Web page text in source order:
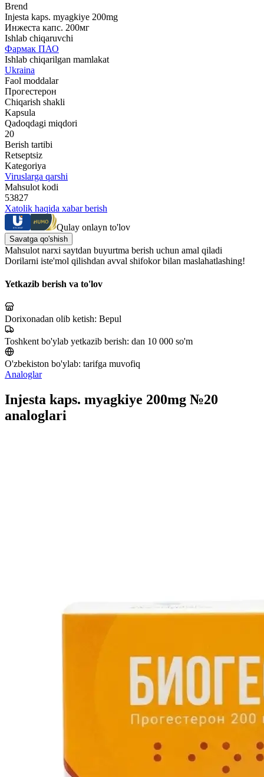
Brend
Injesta kaps. myagkiye 200mg
Инжеста капс. 200мг
Ishlab chiqaruvchi
Фармак ПАО
Ishlab chiqarilgan mamlakat
Ukraina
Faol moddalar
Прогестерон
Chiqarish shakli
Kapsula
Qadoqdagi miqdori
20
Berish tartibi
Retseptsiz
Kategoriya
Viruslarga qarshi
Mahsulot kodi
53827
Xatolik haqida xabar berish
Qulay onlayn to'lov
Savatga qo'shish
Mahsulot narxi saytdan buyurtma berish uchun amal qiladi
Dorilarni iste'mol qilishdan avval shifokor bilan maslahatlashing!
Yetkazib berish va to'lov
Dorixonadan olib ketish: Bepul
Toshkent bo'ylab yetkazib berish: dan 10 000 so'm
O'zbekiston bo'ylab: tarifga muvofiq
Analoglar
Injesta kaps. myagkiye 200mg №20
analoglari